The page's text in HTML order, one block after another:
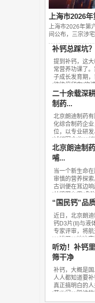
上海市2026
上海市2026年第
间公布，‌三宗涉
补钙总踩坑
提到补钙，这大
常营养功课了
子成长发育期
往往停留在“吃
二十余载深
制药...
北京朗迪制药
化综合制药企
位，以专业研
域领军企业，
北京朗迪制
哺...
当一个新生命
审慎的营养探
古训便在耳边
关键不在于“多
“国民钙”品
近日，北京朗
钙D3片(II)与液
专家评审，将
一进展，让这
听劝！补钙
筛干净
补钙，大概是
人人都知道要
真正搞明白的
花八门，踩坑